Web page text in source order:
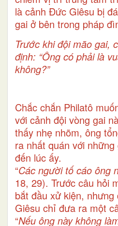
là cảnh Đức Giêsu bị
gai ở bên trong pháp
Trước khi đội mão gai,
định: “Ông có phải là
không?”
Chắc chắn Philatô
với cảnh đội vòng gai
thấy nhẹ nhõm, ông
ra nhất quán với
đến lúc ấy.
“Các người tố cáo ông
18, 29). Trước câu hỏi
bắt đầu xử kiện,
Giêsu chỉ đưa ra một
“Nếu ông này không